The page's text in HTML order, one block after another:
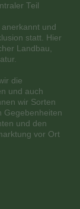
Teil
und
statt. Hier
Landbau,
die
und auch
wir Sorten
Gegebenheiten
und den
vor Ort